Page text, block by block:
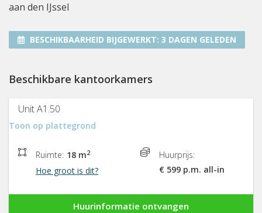
aan den IJssel
BESCHIKBAARHEID BIJGEWERKT: 3 DAGEN GELEDEN
Beschikbare kantoorkamers
Unit A1.50
Toon op plattegrond
Ruimte: 18 m2
Hoe groot is dit?
Huurprijs:
€ 599 p.m. all-in
Huurinformatie ontvangen